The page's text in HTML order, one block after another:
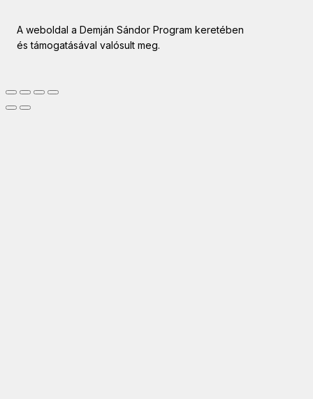
A weboldal a Demján Sándor Program keretében
és támogatásával valósult meg.